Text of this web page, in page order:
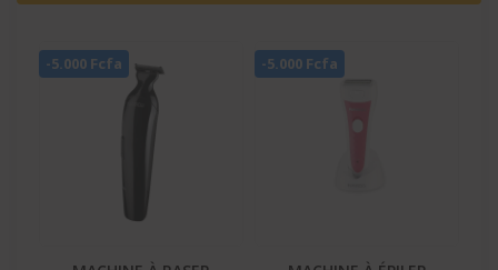
-5.000 Fcfa -5.000 Fcfa